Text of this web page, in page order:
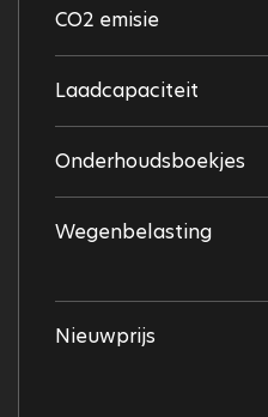
CO2 emisie
Laadcapaciteit
Onderhoudsboekjes
Wegenbelasting
Nieuwprijs